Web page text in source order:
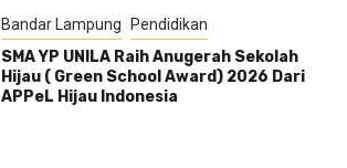
Bandar Lampung Pendidikan
SMA YP UNILA Raih Anugerah Sekolah
Hijau ( Green School Award) 2026 Dari
APPeL Hijau Indonesia